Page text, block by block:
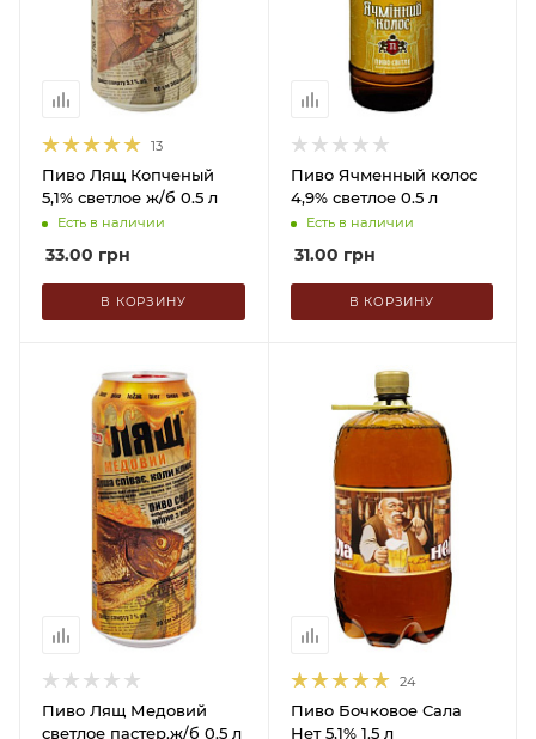
13
Пиво Лящ Копченый
5,1% светлое ж/б 0.5 л
Есть в наличии
33.00 грн
В КОРЗИНУ
Пиво Ячменный колос
4,9% светлое 0.5 л
Есть в наличии
31.00 грн
В КОРЗИНУ
Пиво Лящ Медовий
светлое пастер.ж/б 0.5 л
24
Пиво Бочковое Сала
Нет 5,1% 1.5 л